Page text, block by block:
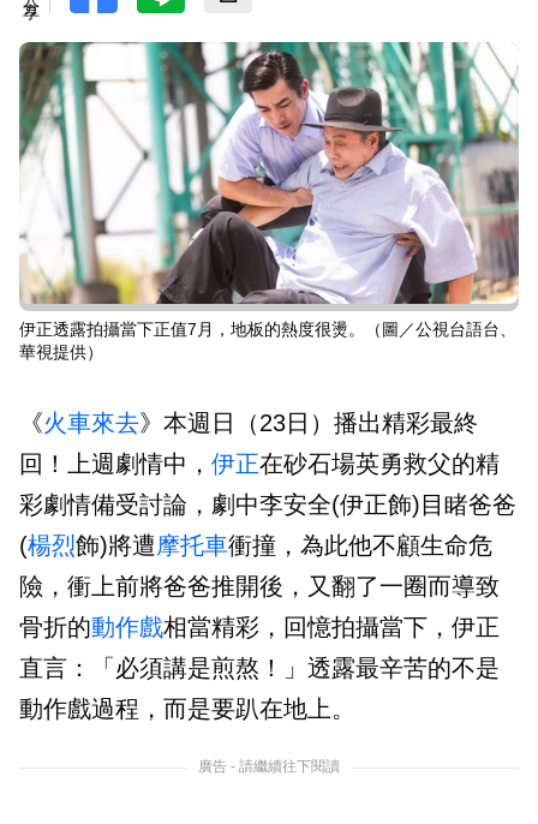
伊正透露拍攝當下正值7月，地板的熱度很燙。（圖／公視台語台、
華視提供）
《火車來去》本週日（23日）播出精彩最終
回！上週劇情中， 伊正在砂石場英勇救父的精
彩劇情備受討論，劇中李安全(伊正飾)目睹爸爸
(楊烈飾)將遭摩托車衝撞，為此他不顧生命危
險，衝上前將爸爸推開後，又翻了一圈而導致
骨折的動作戲相當精彩，回憶拍攝當下，伊正
直言：「必須講是煎熬！」透露最辛苦的不是
動作戲過程，而是要趴在地上。
廣告 - 請繼續往下閱讀